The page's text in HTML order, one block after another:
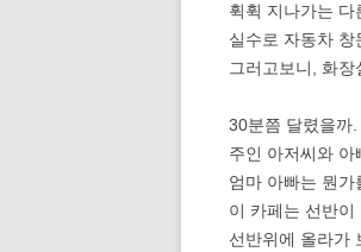
휙휙 지나가는 다
실수로 자동차
그러고보니, 화
30분쯤 달렸을까
주인 아저씨와 아
엄마 아빠는 뭔가
이 카페는 선반이
선반위에 올라가